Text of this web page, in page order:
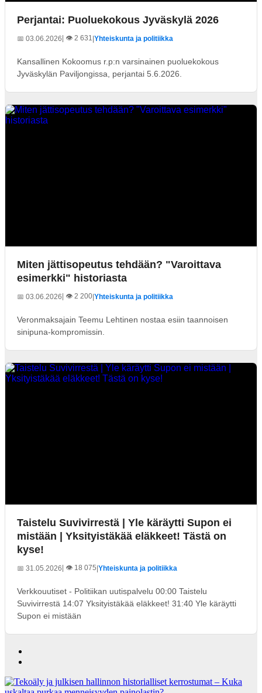
Perjantai: Puoluekokous Jyväskylä 2026
📅 03.06.2026| 👁️ 2 631 Yhteiskunta ja politiikka
Kansallinen Kokoomus r.p:n varsinainen puoluekokous
Jyväskylän Paviljongissa, perjantai 5.6.2026.
Miten jättisopeutus tehdään? "Varoittava
esimerkki" historiasta
📅 03.06.2026| 👁️ 2 200 Yhteiskunta ja politiikka
Veronmaksajain Teemu Lehtinen nostaa esiin taannoisen
sinipuna-kompromissin.
Taistelu Suvivirrestä | Yle käräytti Supon ei
mistään | Yksityistäkää eläkkeet! Tästä on
kyse!
📅 31.05.2026| 👁️ 18 075 Yhteiskunta ja politiikka
Verkkouutiset - Politiikan uutispalvelu 00:00 Taistelu
Suvivirrestä 14:07 Yksityistäkää eläkkeet! 31:40 Yle käräytti
Supon ei mistään